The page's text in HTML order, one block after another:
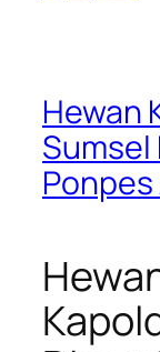
Hewan
Sumsel
Ponpes